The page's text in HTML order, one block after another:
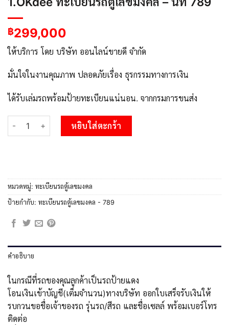
฿299,000
ให้บริการ โดย บริษัท ออนไลน์ขายดี จำกัด
มั่นใจในงานคุณภาพ ปลอดภัยเรื่อง ธุรกรรมทางการเงิน
ได้รับเล่มรถพร้อมป้ายทะเบียนแน่นอน. จากกรมการขนส่ง
จำนวน 1.OKdee ทะเบียนรถตู้เลขมงคล - นท 789 ชิ้น
หยิบใส่ตะกร้า
หมวดหมู่: ทะเบียนรถตู้เลขมงคล
ป้ายกำกับ: ทะเบียนรถตู้เลขมงคล - 789
คำอธิบาย
ในกรณีที่รถของคุณลูกค้าเป็นรถป้ายแดง
โอนเงินเข้าบัญชี(เต็มจำนวน)ทางบริษัท ออกใบเสร็จรับเงินให้
รบกวนขอชื่อเจ้าของรถ รุ่นรถ/สีรถ และชื่อเซลล์ พร้อมเบอร์โทร
ติดต่อ